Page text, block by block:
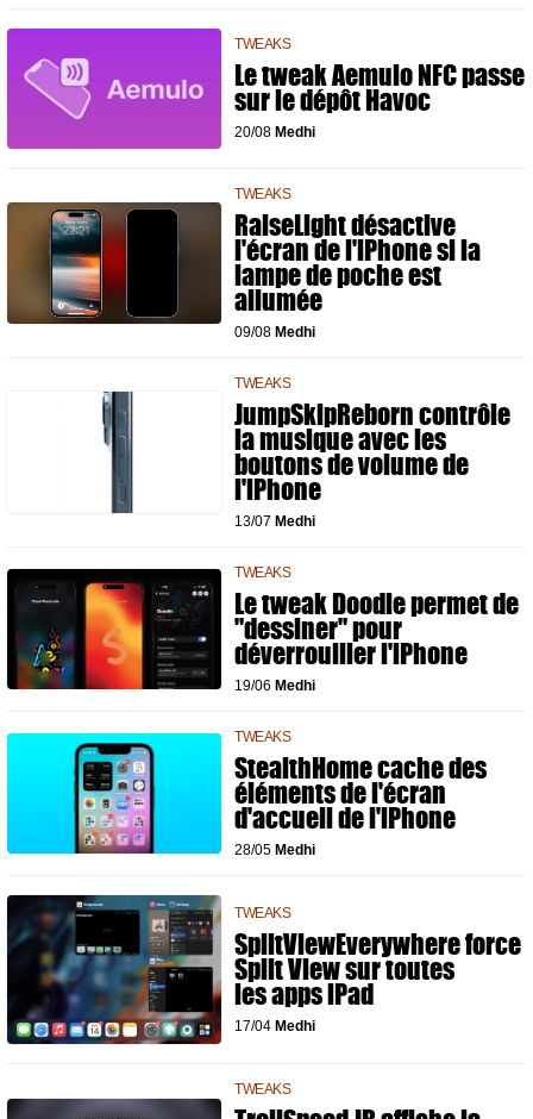
TWEAKS
Le tweak Aemulo NFC passe
sur le dépôt Havoc
20/08 Medhi
TWEAKS
RaiseLight désactive
l'écran de l'iPhone si la
lampe de poche est
allumée
09/08 Medhi
TWEAKS
JumpSkipReborn contrôle
la musique avec les
boutons de volume de
l'iPhone
13/07 Medhi
TWEAKS
Le tweak Doodle permet de
"dessiner" pour
déverrouiller l'iPhone
19/06 Medhi
TWEAKS
StealthHome cache des
éléments de l'écran
d'accueil de l'iPhone
28/05 Medhi
TWEAKS
SplitViewEverywhere force
Split View sur toutes
les apps iPad
17/04 Medhi
TWEAKS